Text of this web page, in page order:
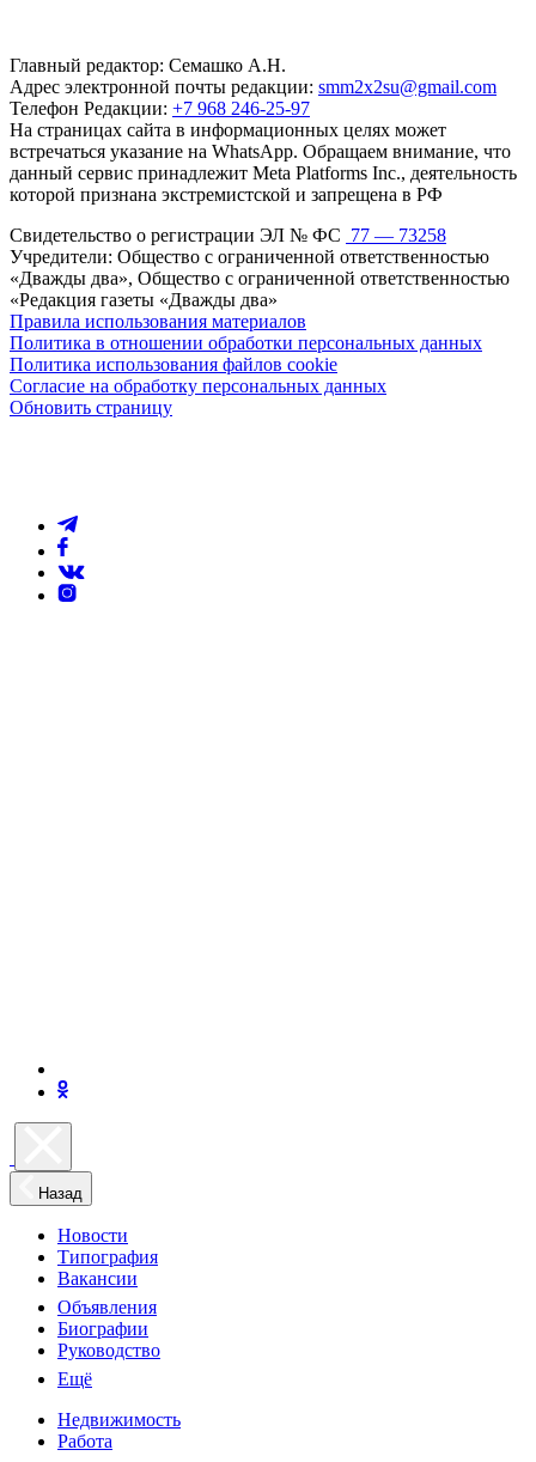
Главный редактор: Семашко А.Н.
Адрес электронной почты редакции: smm2x2su@gmail.com
Телефон Редакции: +7 968 246-25-97
На страницах сайта в информационных целях может
встречаться указание на WhatsApp. Обращаем внимание, что
данный сервис принадлежит Meta Platforms Inc., деятельность
которой признана экстремистской и запрещена в РФ
Свидетельство о регистрации ЭЛ № ФС 77 — 73258
Учредители: Общество с ограниченной ответственностью
«Дважды два», Общество с ограниченной ответственностью
«Редакция газеты «Дважды два»
Правила использования материалов
Политика в отношении обработки персональных данных
Политика использования файлов cookie
Согласие на обработку персональных данных
Обновить страницу
Назад
Новости
Типография
Вакансии
Объявления
Биографии
Руководство
Ещё
Недвижимость
Работа